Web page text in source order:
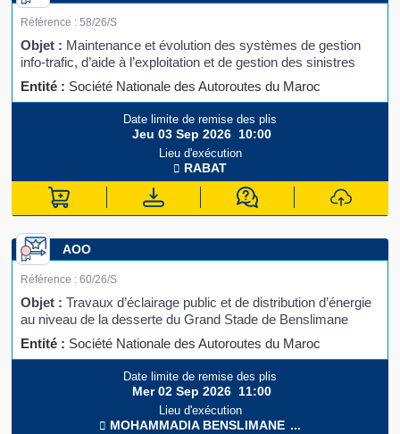
Référence : 58/26/S
Objet : Maintenance et évolution des systèmes de gestion
info-trafic, d’aide à l’exploitation et de gestion des sinistres
Entité : Société Nationale des Autoroutes du Maroc
Date limite de remise des plis
Jeu 03 Sep 2026 10:00
Lieu d'exécution
RABAT
AOO
Référence : 60/26/S
Objet : Travaux d’éclairage public et de distribution d’énergie
au niveau de la desserte du Grand Stade de Benslimane
Entité : Société Nationale des Autoroutes du Maroc
Date limite de remise des plis
Mer 02 Sep 2026 11:00
Lieu d'exécution
MOHAMMADIABENSLIMANE ...